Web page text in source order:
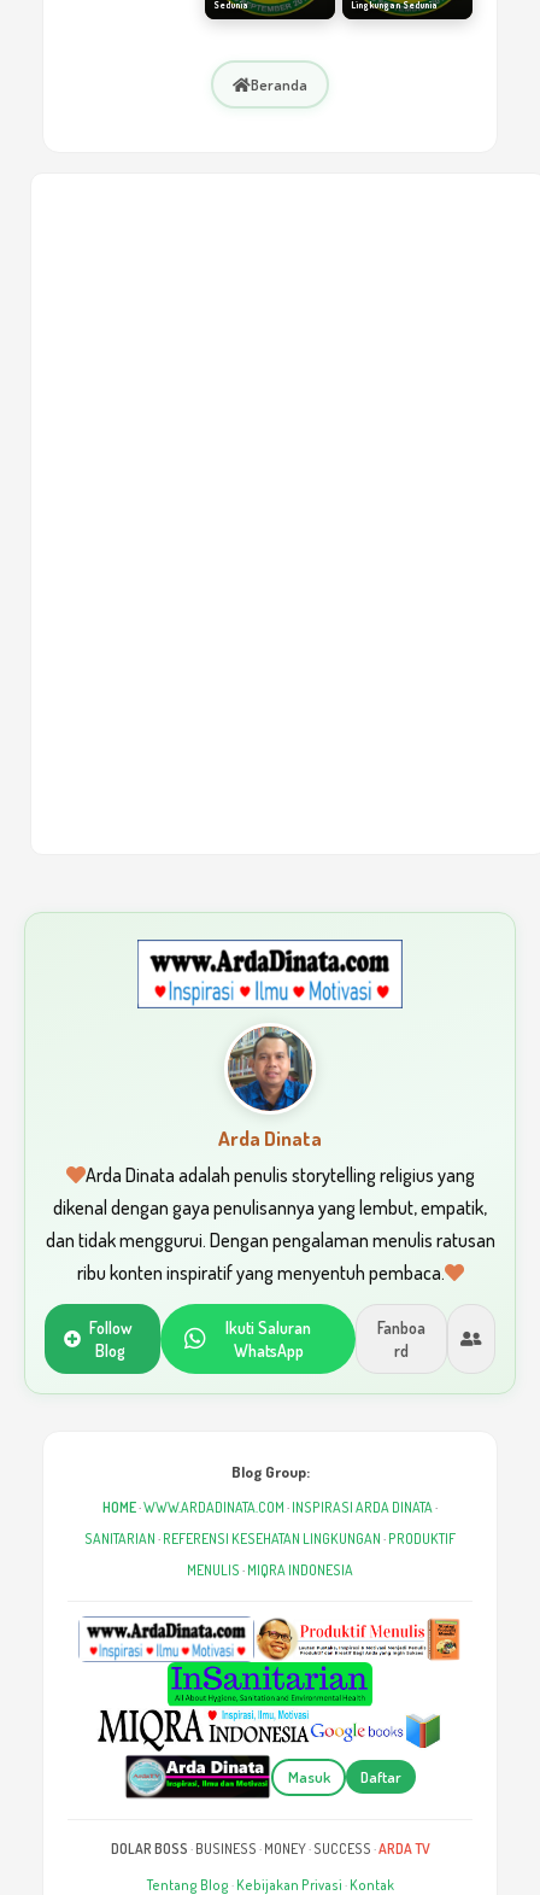
Sedunia
Lingkungan Sedunia
Beranda
Arda Dinata
Arda Dinata adalah penulis storytelling religius yang
dikenal dengan gaya penulisannya yang lembut, empatik,
dan tidak menggurui. Dengan pengalaman menulis ratusan
ribu konten inspiratif yang menyentuh pembaca.
Follow
Blog
Ikuti Saluran
WhatsApp
Fanboa
rd
Blog Group:
HOME·WWW.ARDADINATA.COM · INSPIRASI ARDA DINATA·
SANITARIAN · REFERENSI KESEHATAN LINGKUNGAN · PRODUKTIF
MENULIS · MIQRA INDONESIA
Masuk Daftar
DOLAR BOSS · BUSINESS · MONEY· SUCCESS ·ARDA TV
Tentang Blog · Kebijakan Privasi · Kontak